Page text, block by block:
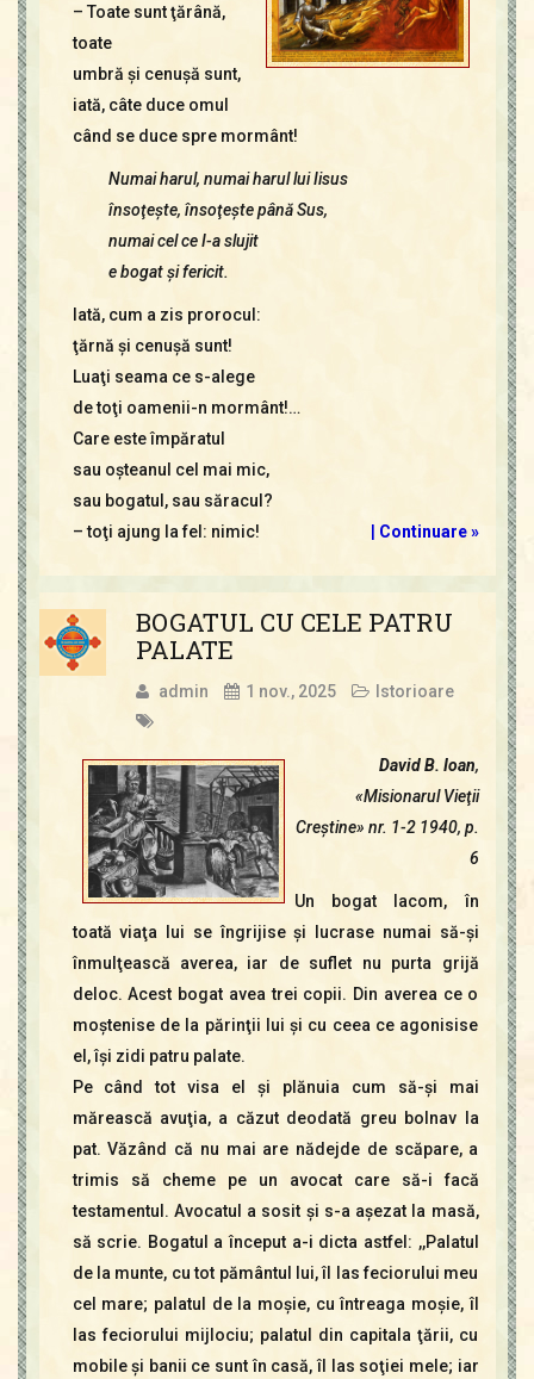
– Toate sunt ţărână,
toate
umbră şi cenuşă sunt,
iată, câte duce omul
când se duce spre mormânt!
Numai harul, numai harul lui Iisus
însoţeşte, însoţeşte până Sus,
numai cel ce I-a slujit
e bogat şi fericit.
Iată, cum a zis prorocul:
ţărnă şi cenuşă sunt!
Luaţi seama ce s-alege
de toţi oamenii-n mormânt!…
Care este împăratul
sau oşteanul cel mai mic,
sau bogatul, sau săracul?
– toţi ajung la fel: nimic!
| Continuare »
BOGATUL CU CELE PATRU
PALATE
admin 1 nov., 2025 Istorioare
David B. Ioan,
«Misionarul Vieţii
Creştine» nr. 1-2 1940, p.
6
Un bogat lacom, în
toată viaţa lui se îngrijise şi lucrase numai să-şi
înmulţească averea, iar de suflet nu purta grijă
deloc. Acest bogat avea trei copii. Din averea ce o
moştenise de la părinţii lui şi cu ceea ce agonisise
el, îşi zidi patru palate.
Pe când tot visa el şi plănuia cum să-şi mai
mărească avuţia, a căzut deodată greu bolnav la
pat. Văzând că nu mai are nădejde de scăpare, a
trimis să cheme pe un avocat care să-i facă
testamentul. Avocatul a sosit şi s-a aşezat la masă,
să scrie. Bogatul a început a-i dicta astfel: ,,Palatul
de la munte, cu tot pământul lui, îl las feciorului meu
cel mare; palatul de la moşie, cu întreaga moşie, îl
las feciorului mijlociu; palatul din capitala ţării, cu
mobile şi banii ce sunt în casă, îl las soţiei mele; iar